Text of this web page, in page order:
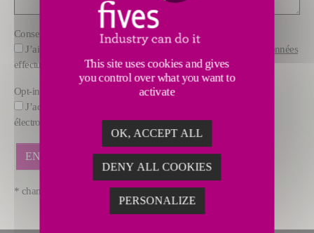
Consentement
J’ai pris connaissance des Informations sur
le traitement des données
effectué par FIVES
Opt-in
J’accepte de recevoir des offres commerciales par courrier
électronique de la part de FIVES.
* champs obligatoires
This site uses cookies and gives
you control over what you want to
activate
OK, ACCEPT ALL
DENY ALL COOKIES
PERSONALIZE